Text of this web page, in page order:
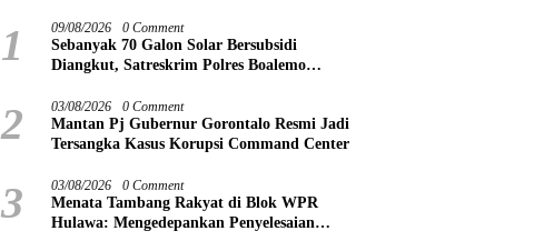
1 09/08/2026 0 Comment
Sebanyak 70 Galon Solar Bersubsidi
Diangkut, Satreskrim Polres Boalemo
2 03/08/2026 0 Comment
Mantan Pj Gubernur Gorontalo Resmi Jadi
Tersangka Kasus Korupsi Command Center
3 03/08/2026 0 Comment
Menata Tambang Rakyat di Blok WPR
Hulawa: Mengedepankan Penyelesaian